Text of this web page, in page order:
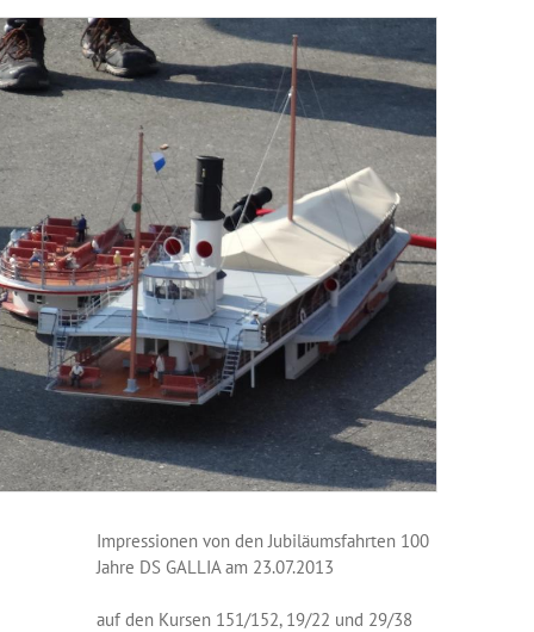
Impressionen von den Jubiläumsfahrten 100
Jahre DS GALLIA am 23.07.2013
auf den Kursen 151/152, 19/22 und 29/38